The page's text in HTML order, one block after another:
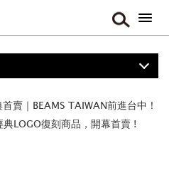
賣｜BEAMS TAIWAN前進台中！
LOGO復刻商品，開幕首賣 !